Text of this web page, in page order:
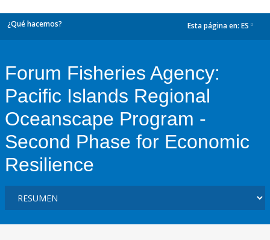
¿Qué hacemos? Esta página en: ES
Forum Fisheries Agency:
Pacific Islands Regional
Oceanscape Program -
Second Phase for Economic
Resilience